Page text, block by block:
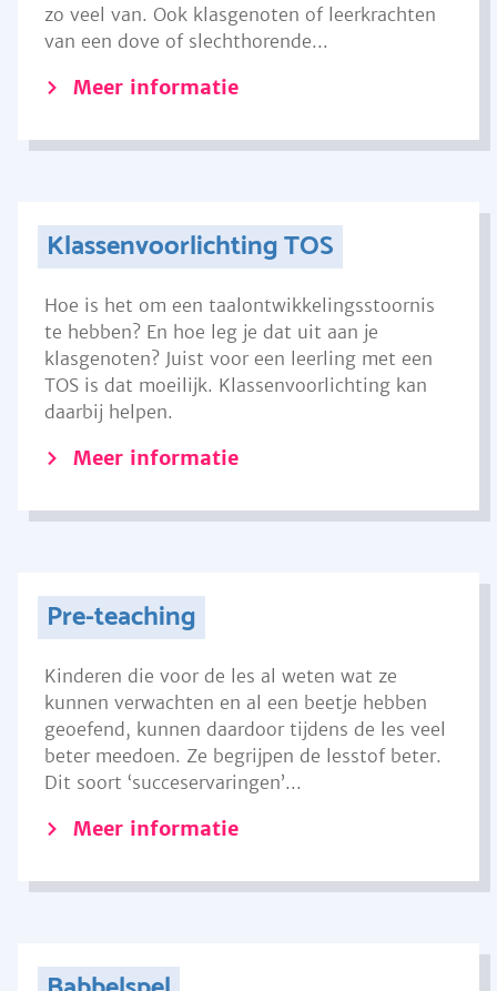
zo veel van. Ook klasgenoten of leerkrachten
van een dove of slechthorende...
Meer informatie
Klassenvoorlichting TOS
Hoe is het om een taalontwikkelingsstoornis
te hebben? En hoe leg je dat uit aan je
klasgenoten? Juist voor een leerling met een
TOS is dat moeilijk. Klassenvoorlichting kan
daarbij helpen.
Meer informatie
Pre-teaching
Kinderen die voor de les al weten wat ze
kunnen verwachten en al een beetje hebben
geoefend, kunnen daardoor tijdens de les veel
beter meedoen. Ze begrijpen de lesstof beter.
Dit soort ‘succeservaringen’...
Meer informatie